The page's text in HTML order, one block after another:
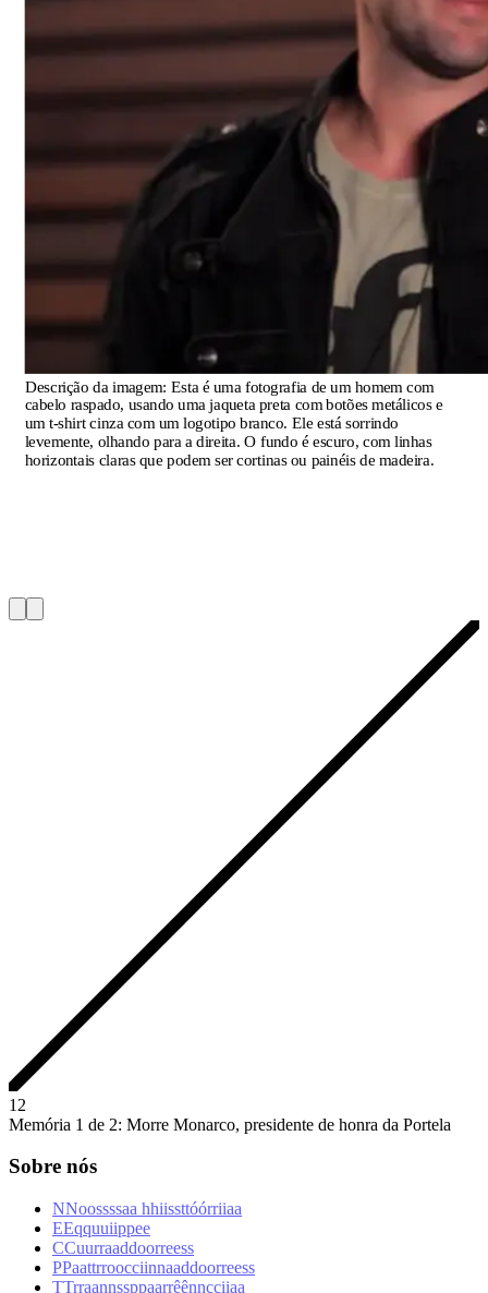
Descrição da imagem: Esta é uma fotografia de um homem com
cabelo raspado, usando uma jaqueta preta com botões metálicos e
um t-shirt cinza com um logotipo branco. Ele está sorrindo
levemente, olhando para a direita. O fundo é escuro, com linhas
horizontais claras que podem ser cortinas ou painéis de madeira.
1 2
Memória 1 de 2: Morre Monarco, presidente de honra da Portela
Sobre nós
NNoossssaa hhiissttóórriiaa
EEqquuiippee
CCuurraaddoorreess
PPaattrroocciinnaaddoorreess
TTrraannssppaarrêênncciiaa